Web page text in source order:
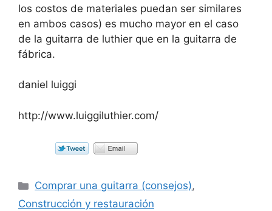
los costos de materiales puedan ser similares
en ambos casos) es mucho mayor en el caso
de la guitarra de luthier que en la guitarra de
fábrica.
daniel luiggi
http://www.luiggiluthier.com/
Categorías
Comprar una guitarra (consejos),
Construcción y restauración